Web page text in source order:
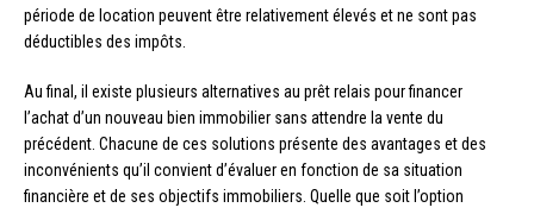
période de location peuvent être relativement élevés et ne sont pas
déductibles des impôts.
Au final, il existe plusieurs alternatives au prêt relais pour financer
l’achat d’un nouveau bien immobilier sans attendre la vente du
précédent. Chacune de ces solutions présente des avantages et des
inconvénients qu’il convient d’évaluer en fonction de sa situation
financière et de ses objectifs immobiliers. Quelle que soit l’option